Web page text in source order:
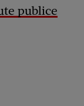
publice